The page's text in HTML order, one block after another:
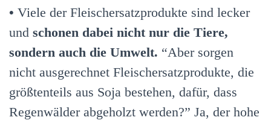
• Viele der Fleischersatzprodukte sind lecker
und schonen dabei nicht nur die Tiere,
sondern auch die Umwelt. “Aber sorgen
nicht ausgerechnet Fleischersatzprodukte, die
größtenteils aus Soja bestehen, dafür, dass
Regenwälder abgeholzt werden?” Ja, der hohe